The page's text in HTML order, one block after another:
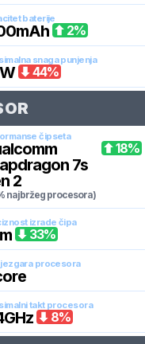
baterije
mAh 2%
snaga punjenja
W 44%
čipseta
7s
2
najbržeg procesora)
18%
izrade čipa
33%
procesora
takt procesora
GHz 8%